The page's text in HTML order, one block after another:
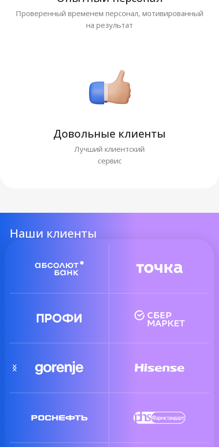
Проверенный временем персонал, мотивированный
на результат
Довольные клиенты
Лучший клиентский
сервис
Наши клиенты